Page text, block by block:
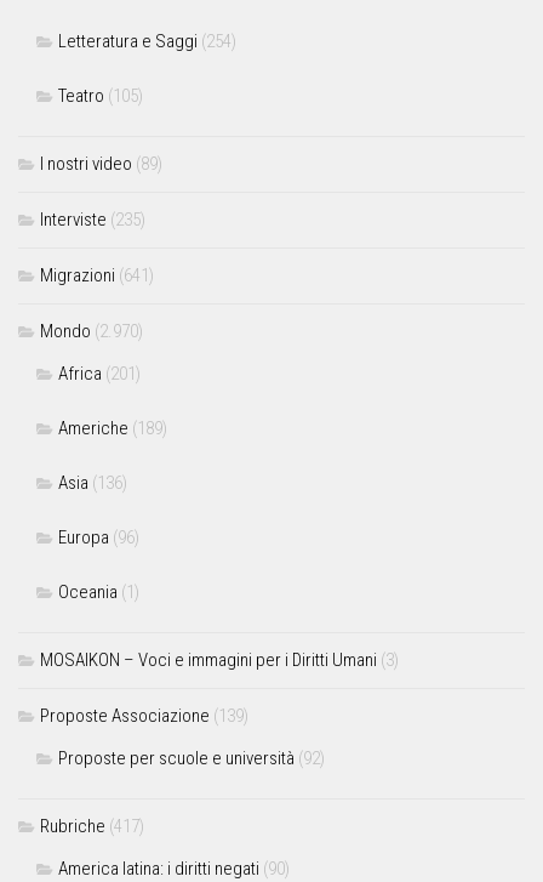
Letteratura e Saggi (254)
Teatro (105)
I nostri video (89)
Interviste (235)
Migrazioni (641)
Mondo (2.970)
Africa (201)
Americhe (189)
Asia (136)
Europa (96)
Oceania (1)
MOSAIKON – Voci e immagini per i Diritti Umani (3)
Proposte Associazione (139)
Proposte per scuole e università (92)
Rubriche (417)
America latina: i diritti negati (90)